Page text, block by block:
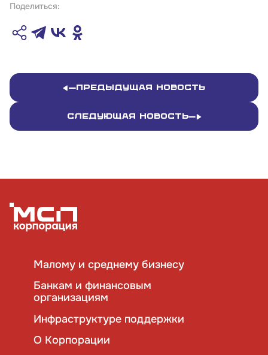
Поделиться:
Предыдущая новость
Следующая новость
Малому и среднему бизнесу
Банкам и финансовым
организациям
Инфраструктуре поддержки
О Корпорации